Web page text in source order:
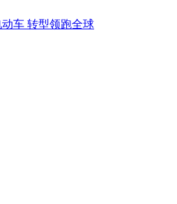
车 转型领跑全球